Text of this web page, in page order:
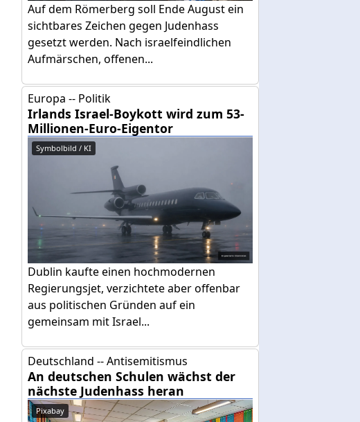
Auf dem Römerberg soll Ende August ein
sichtbares Zeichen gegen Judenhass
gesetzt werden. Nach israelfeindlichen
Aufmärschen, offenen...
Europa -- Politik
Irlands Israel-Boykott wird zum 53-
Millionen-Euro-Eigentor
Symbolbild / KI
Dublin kaufte einen hochmodernen
Regierungsjet, verzichtete aber offenbar
aus politischen Gründen auf ein
gemeinsam mit Israel...
Deutschland -- Antisemitismus
An deutschen Schulen wächst der
nächste Judenhass heran
Pixabay